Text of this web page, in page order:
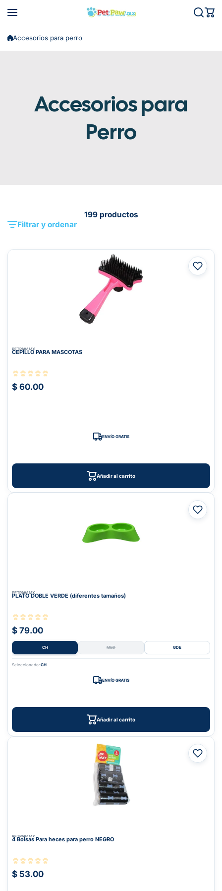
Accesorios para perro
Accesorios para
Perro
Filtrar y ordenar
199 productos
PETPAW.MX
CEPILLO PARA MASCOTAS
$ 60.00
ENVÍO GRATIS
Añadir al carrito
PETPAW.MX PLATO DOBLE VERDE (diferentes tamaños)
$ 79.00
CH MED GDE
Seleccionado: CH
ENVÍO GRATIS
Añadir al carrito
PETPAW.MX
4 Bolsas Para heces para perro NEGRO
$ 53.00